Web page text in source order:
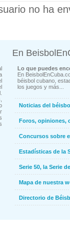
no ha
En
Lo que puedes
En
béisbol cubano,
los juegos y más...
Noticias del
Foros, opiniones,
Concursos sobre
Estadísticas de la
Serie 50, la Serie
Mapa de nuestra
Directorio de